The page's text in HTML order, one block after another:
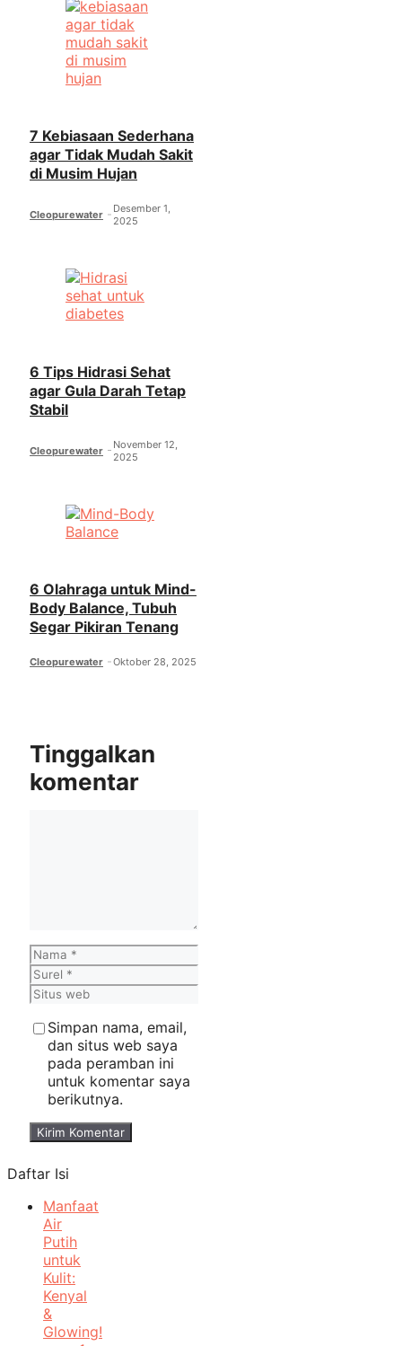
7 Kebiasaan Sederhana
agar Tidak Mudah Sakit
di Musim Hujan
Cleopurewater
Desember 1,
2025
6 Tips Hidrasi Sehat
agar Gula Darah Tetap
Stabil
Cleopurewater
November 12,
2025
6 Olahraga untuk Mind-
Body Balance, Tubuh
Segar Pikiran Tenang
Cleopurewater Oktober 28, 2025
Tinggalkan
komentar
Nama
Surel
Situs
web
Simpan nama, email,
dan situs web saya
pada peramban ini
untuk komentar saya
berikutnya.
Daftar Isi
Manfaat
Air
Putih
untuk
Kulit:
Kenyal
&
Glowing!